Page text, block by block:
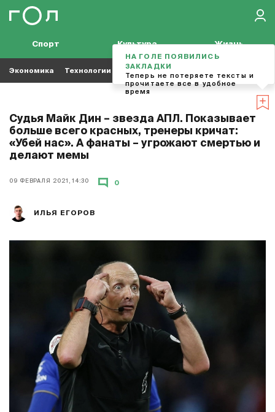
Спорт Культура Жизнь
Экономика Технологии Кино Футбол
Судья Майк Дин – звезда АПЛ. Показывает
больше всего красных, тренеры кричат:
«Убей нас». А фанаты – угрожают смертью и
делают мемы
09 ФЕВРАЛЯ 2021, 14:30
ИЛЬЯ ЕГОРОВ
0
НА ГОЛЕ ПОЯВИЛИСЬ
ЗАКЛАДКИ
Теперь не потеряете тексты и
прочитаете все в удобное
время